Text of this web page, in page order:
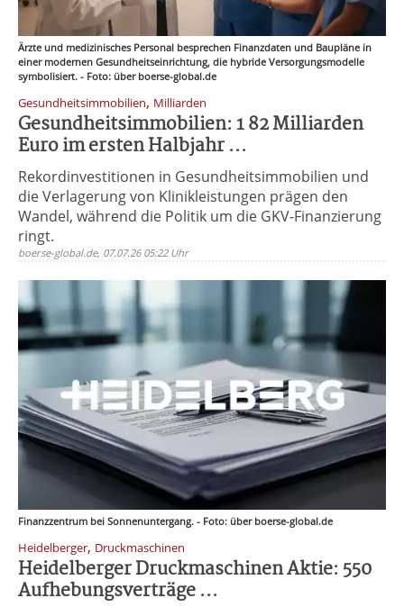
Ärzte und medizinisches Personal besprechen Finanzdaten und Baupläne in
einer modernen Gesundheitseinrichtung, die hybride Versorgungsmodelle
symbolisiert. - Foto: über boerse-global.de
Gesundheitsimmobilien, Milliarden
Gesundheitsimmobilien: 1 82 Milliarden
Euro im ersten Halbjahr ...
Rekordinvestitionen in Gesundheitsimmobilien und
die Verlagerung von Klinikleistungen prägen den
Wandel, während die Politik um die GKV-Finanzierung
ringt.
boerse-global.de, 07.07.26 05:22 Uhr
Finanzzentrum bei Sonnenuntergang. - Foto: über boerse-global.de
Heidelberger, Druckmaschinen
Heidelberger Druckmaschinen Aktie: 550
Aufhebungsverträge ...